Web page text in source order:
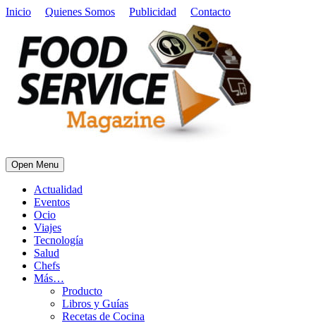
Inicio Quienes Somos Publicidad Contacto
Open Menu
Actualidad
Eventos
Ocio
Viajes
Tecnología
Salud
Chefs
Más…
Producto
Libros y Guías
Recetas de Cocina